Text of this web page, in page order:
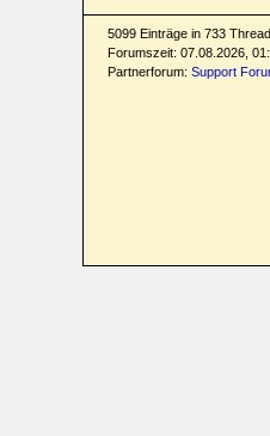
5099 Einträge in 733
Forumszeit: 07.08.2026,
Partnerforum: Support